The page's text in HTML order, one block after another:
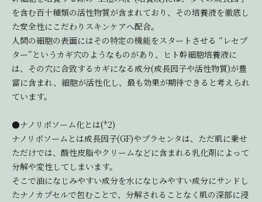
を含む百十種類の活性物質が含まれており、その培養液を徹底し
た安全性にこだわりスキンケアへ配合。
人間の細胞の表面にはその特定の機能をスタートさせる “レセプ
ター”というカギ穴のようなものがあり、ヒト幹細胞培養液に
は、その穴に合致するカギになる成分(成長因子や活性物質)が豊
富に含まれ、細胞が活性化し、最も効果が期待できると考えられ
ています。
●ナノリポソーム化とは(*2)
ナノリポソームとは成長因子(GF)やプラセンタは、ただ肌に乗せ
ただけでは、酸性皮脂やクリームなどに含まれる乳化剤によって
分解や変性してしまいます。
そこで油になじみやすい成分を水になじみやすい成分にサンドし
たナノカプセルで包むことで、分解されることなく肌の深部に浸